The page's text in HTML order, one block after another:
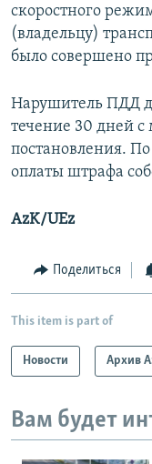
скоростного
(владельцу)
было совершено
Нарушитель ПДД
течение 30 дней
постановления.
оплаты штрафа
AzK/UEz
Поделиться
This item is part of
Новости Архив
Вам будет